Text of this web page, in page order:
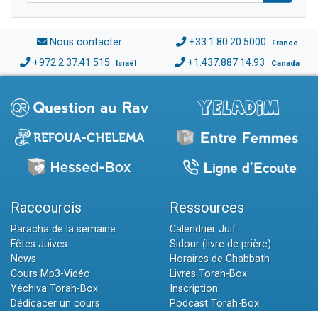
Nous contacter +33.1.80.20.5000 France
+972.2.37.41.515 Israël +1.437.887.14.93 Canada
Raccourcis
Paracha de la semaine
Fêtes Juives
News
Cours Mp3-Vidéo
Yéchiva Torah-Box
Dédicacer un cours
Ressources
Calendrier Juif
Sidour (livre de prière)
Horaires de Chabbath
Livres Torah-Box
Inscription
Podcast Torah-Box